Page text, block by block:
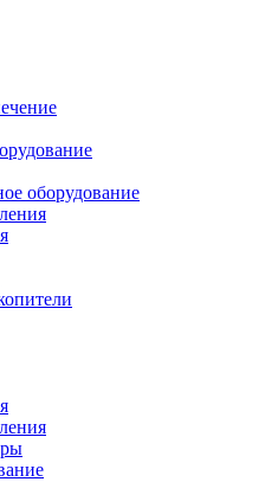
оборудование